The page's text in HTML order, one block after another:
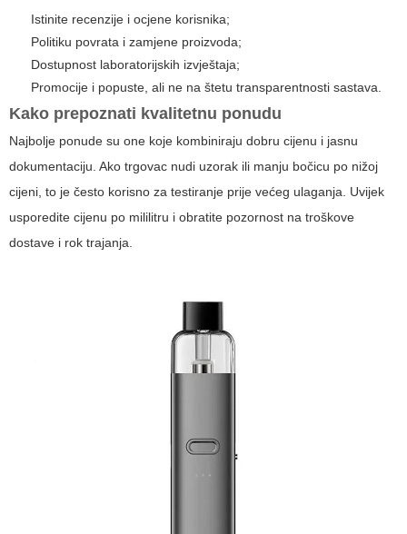
Istinite recenzije i ocjene korisnika;
Politiku povrata i zamjene proizvoda;
Dostupnost laboratorijskih izvještaja;
Promocije i popuste, ali ne na štetu transparentnosti sastava.
Kako prepoznati kvalitetnu ponudu
Najbolje ponude su one koje kombiniraju dobru cijenu i jasnu
dokumentaciju. Ako trgovac nudi uzorak ili manju bočicu po nižoj
cijeni, to je često korisno za testiranje prije većeg ulaganja. Uvijek
usporedite cijenu po mililitru i obratite pozornost na troškove
dostave i rok trajanja.